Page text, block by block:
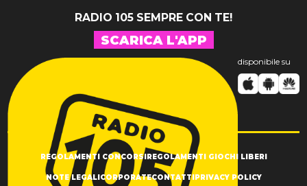
RADIO 105 SEMPRE CON TE!
SCARICA L'APP
disponibile su
REGOLAMENTI CONCORSI REGOLAMENTI GIOCHI LIBERI
NOTE LEGALI CORPORATECONTATTI PRIVACY POLICY